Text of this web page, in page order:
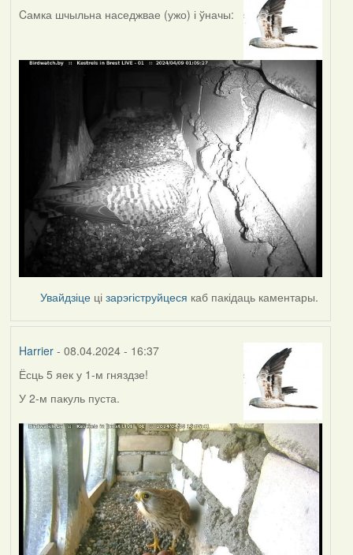
Cамка шчыльна наседжвае (ужо) і ўначы:
Увайдзіце цізарэгіструйцеся каб пакідаць каментары.
Harrier- 08.04.2024 - 16:37
Ёсць 5 яек у 1-м гняздзе!
У 2-м пакуль пуста.